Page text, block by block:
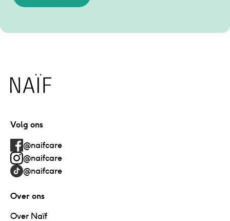
Naïf
Volg ons
@naifcare
@naifcare
@naifcare
Over ons
Over Naïf